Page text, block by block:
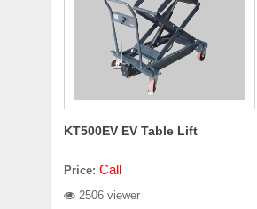
KT500EV EV Table Lift
Price: Call
2506 viewer